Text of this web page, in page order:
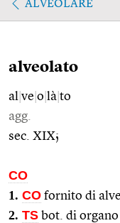
ALVEOLARE
alveolato
al ve o là to
agg.
sec. XIX;
CO
1. CO fornito di
2. TS bot. di